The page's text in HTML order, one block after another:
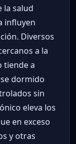
la salud
influyen
Diversos
a la
tiende a
dormido
sin
eleva los
en exceso
y otras